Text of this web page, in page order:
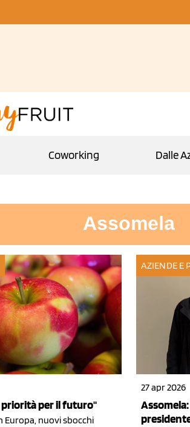
Coworking Dalle
Assomela
priorità per il futuro"
Europa, nuovi sbocchi
AZIENDE E
27 apr 2026